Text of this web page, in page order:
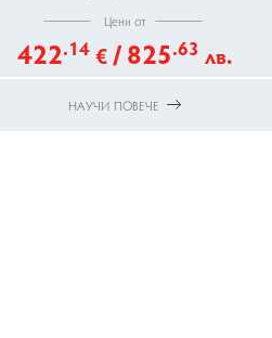
Цени от
422.14 €/825.63 лв.
НАУЧИ ПОВЕЧЕ